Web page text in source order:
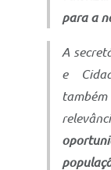
para a
A
e